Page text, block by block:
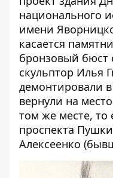
национального
имени
касается
бронзовый бюст
скульптор Илья
демонтировали в
вернули на
том же месте, то
проспекта
Алексеенко